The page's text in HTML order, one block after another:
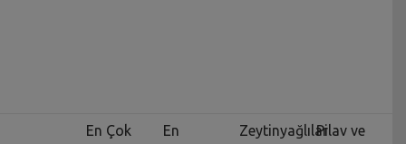
En Çok
En
ZeytinyağlılarPilav ve